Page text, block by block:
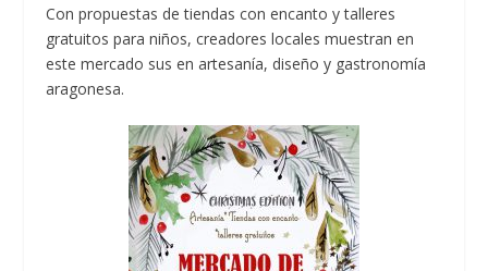
Con propuestas de tiendas con encanto y talleres
gratuitos para niños, creadores locales muestran en
este mercado sus en artesanía, diseño y gastronomía
aragonesa.